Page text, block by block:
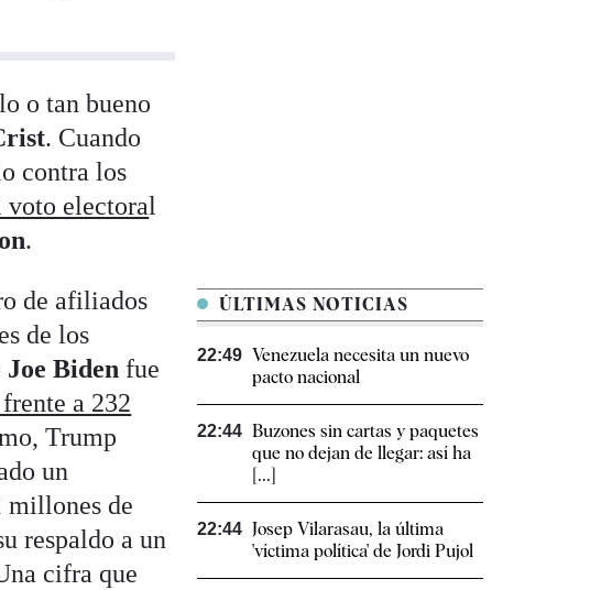
o tan bueno
. Cuando
contra los
voto electoral
.
de afiliados
de los
Joe Biden fue
a 232
Trump
un
millones de
respaldo a un
cifra que
ÚLTIMAS NOTICIAS
22:49 Venezuela necesita un nuevo
pacto nacional
22:44 Buzones sin cartas y paquetes
que no dejan de llegar: así ha
[...]
22:44 Josep Vilarasau, la última
'víctima política' de Jordi Pujol